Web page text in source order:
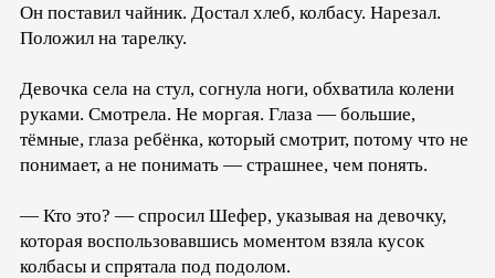
Он поставил чайник. Достал хлеб, колбасу. Нарезал.
Положил на тарелку.
Девочка села на стул, согнула ноги, обхватила колени
руками. Смотрела. Не моргая. Глаза — большие,
тёмные, глаза ребёнка, который смотрит, потому что не
понимает, а не понимать — страшнее, чем понять.
— Кто это? — спросил Шефер, указывая на девочку,
которая воспользовавшись моментом взяла кусок
колбасы и спрятала под подолом.